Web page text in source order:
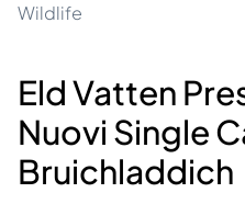
Wildlife
Eld Vatten
Nuovi Single
Bruichladdich